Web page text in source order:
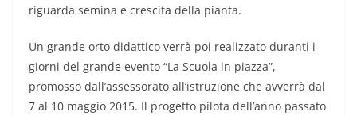
riguarda semina e crescita della pianta.
Un grande orto didattico verrà poi realizzato duranti i
giorni del grande evento “La Scuola in piazza”,
promosso dall’assessorato all’istruzione che avverrà dal
7 al 10 maggio 2015. Il progetto pilota dell’anno passato